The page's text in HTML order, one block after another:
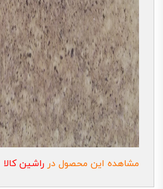
مشاهده این محصول در راشین کالا